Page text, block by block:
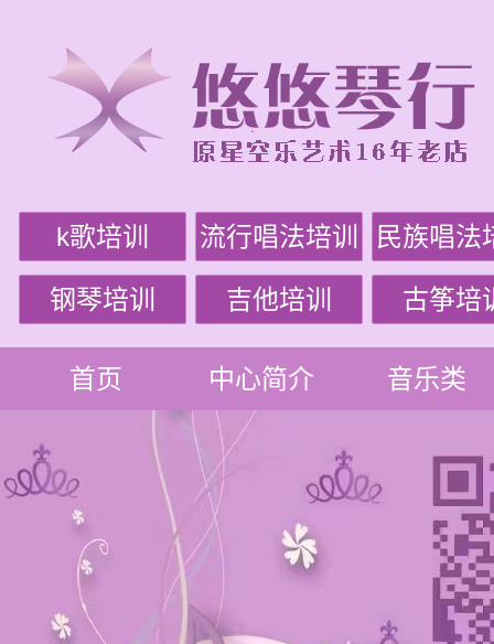
k歌培训 流行唱法培训 民族唱法
钢琴培训 吉他培训 古筝培
首页 中心简介 音乐类